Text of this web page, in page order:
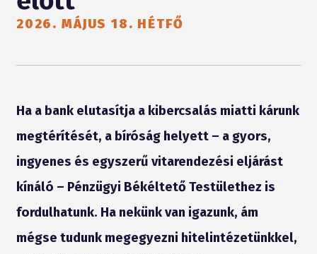
2026. MÁJUS 18. HÉTFŐ
Ha a bank elutasítja a kibercsalás miatti kárunk
megtérítését, a bíróság helyett – a gyors,
ingyenes és egyszerű vitarendezési eljárást
kínáló – Pénzügyi Békéltető Testülethez is
fordulhatunk. Ha nekünk van igazunk, ám
mégse tudunk megegyezni hitelintézetünkkel,